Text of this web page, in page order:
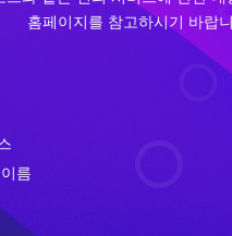
홈페이지를 참고하시기 바랍
름